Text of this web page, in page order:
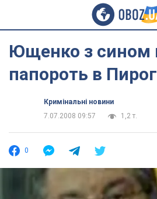
Ющенко з сином
папороть в
Кримінальні новини
7.07.2008 09:57
1,2 т.
0